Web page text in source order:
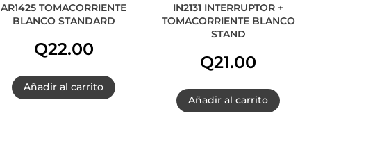
AR1425 TOMACORRIENTE
BLANCO STANDARD
Q22.00
Añadir al carrito
IN2131 INTERRUPTOR +
TOMACORRIENTE BLANCO
STAND
Q21.00
Añadir al carrito